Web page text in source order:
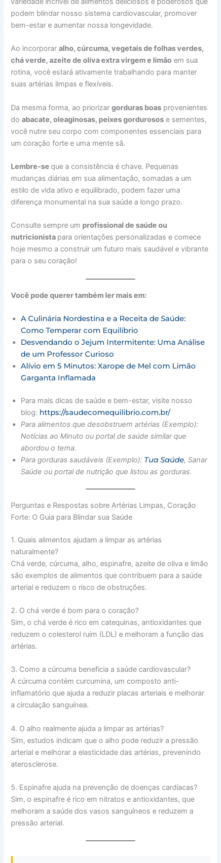
podem blindar nosso sistema cardiovascular, promover
bem-estar e aumentar nossa longevidade.
Ao incorporaralho, cúrcuma, vegetais de folhas verdes,
chá verde, azeite de oliva extra virgem e limão em sua
rotina, você estará ativamente trabalhando para manter
suas artérias limpas e flexíveis.
Da mesma forma, ao priorizargorduras boas provenientes
doabacate, oleaginosas, peixes gordurosos e sementes,
você nutre seu corpo com componentes essenciais para
um coração forte e uma mente sã.
Lembre-seque a consistência é chave. Pequenas
mudanças diárias em sua alimentação, somadas a um
estilo de vida ativo e equilibrado, podem fazer uma
diferença monumental na sua saúde a longo prazo.
Consulte sempre um profissional de saúde ou
nutricionista para orientações personalizadas e comece
hoje mesmo a construir um futuro mais saudável e vibrante
para o seu coração!
Você pode querer também ler mais em:
A Culinária Nordestina e a Receita de Saúde:
Como Temperar com Equilíbrio
Desvendando o Jejum Intermitente: Uma Análise
de um Professor Curioso
Alívio em 5 Minutos: Xarope de Mel com Limão
Garganta Inflamada
Para mais dicas de saúde e bem-estar, visite nosso
blog: https://saudecomequilibrio.com.br/
Para alimentos que desobstruem artérias (Exemplo):
Notícias ao Minuto ou portal de saúde similar que
abordou o tema.
Para gorduras saudáveis (Exemplo): Tua Saúde, Sanar
Saúde ou portal de nutrição que listou as gorduras.
Perguntas e Respostas sobre Artérias Limpas, Coração
Forte: O Guia para Blindar sua Saúde
1. Quais alimentos ajudam a limpar as artérias
naturalmente?
Chá verde, cúrcuma, alho, espinafre, azeite de oliva e limão
são exemplos de alimentos que contribuem para a saúde
arterial e reduzem o risco de obstruções.
2. O chá verde é bom para o coração?
Sim, o chá verde é rico em catequinas, antioxidantes que
reduzem o colesterol ruim (LDL) e melhoram a função das
artérias.
3. Como a cúrcuma beneficia a saúde cardiovascular?
A cúrcuma contém curcumina, um composto anti-
inflamatório que ajuda a reduzir placas arteriais e melhorar
a circulação sanguínea.
4. O alho realmente ajuda a limpar as artérias?
Sim, estudos indicam que o alho pode reduzir a pressão
arterial e melhorar a elasticidade das artérias, prevenindo
aterosclerose.
5. Espinafre ajuda na prevenção de doenças cardíacas?
Sim, o espinafre é rico em nitratos e antioxidantes, que
melhoram a saúde dos vasos sanguíneos e reduzem a
pressão arterial.